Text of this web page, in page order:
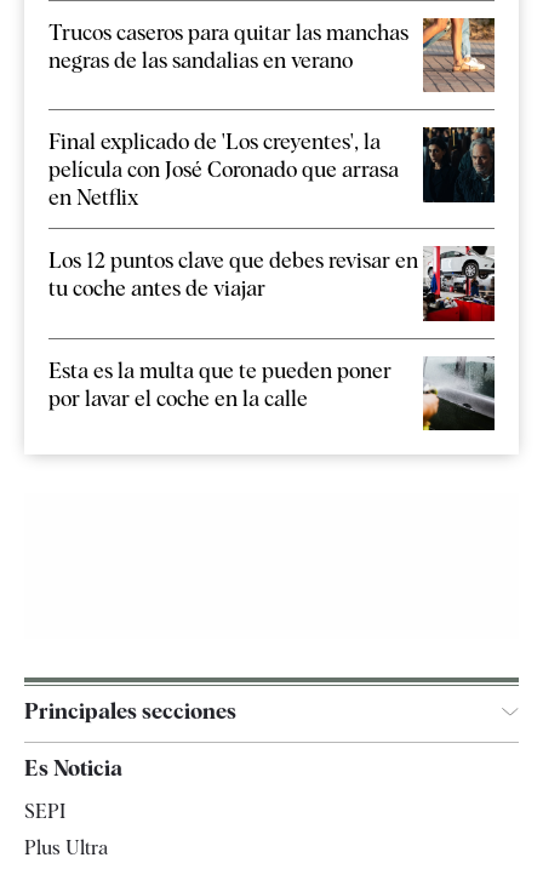
Trucos caseros para quitar las manchas
negras de las sandalias en verano
Final explicado de 'Los creyentes', la
película con José Coronado que arrasa
en Netflix
Los 12 puntos clave que debes revisar en
tu coche antes de viajar
Esta es la multa que te pueden poner
por lavar el coche en la calle
Principales secciones
España
Es Noticia
SEPI
Plus Ultra